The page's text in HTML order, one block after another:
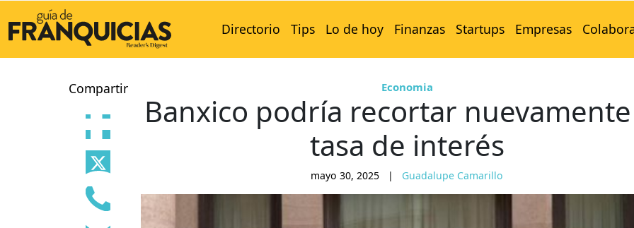
Directorio Tips Lo de hoy Finanzas Startups Empresas
Compartir Economia
Banxico podría recortar
tasa de interés
mayo 30, 2025 | Guadalupe Camarillo